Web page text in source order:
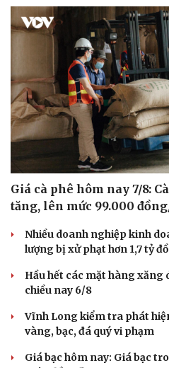
Giá cà phê hôm nay 7/8:
tăng, lên mức 99.000
Nhiều doanh nghiệp kinh
lượng bị xử phạt hơn 1,7 tỷ
Hầu hết các mặt hàng xăng
chiều nay 6/8
Vĩnh Long kiểm tra phát
vàng, bạc, đá quý vi phạm
Giá bạc hôm nay: Giá bạc